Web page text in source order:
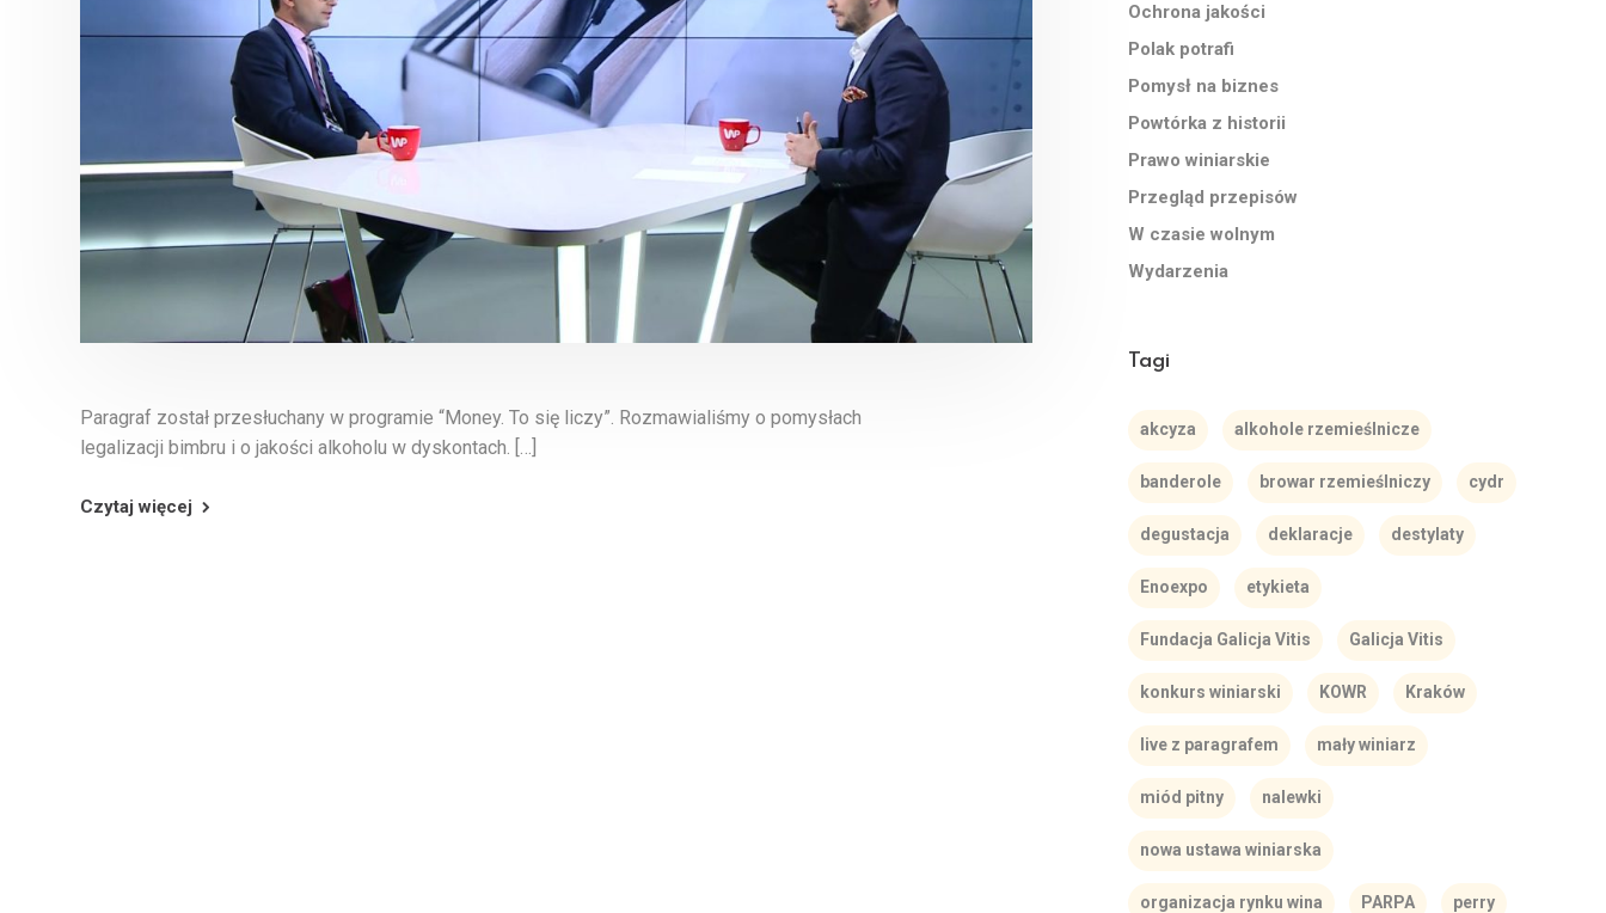
Paragraf został przesłuchany w programie “Money. To się liczy”. Rozmawialiśmy o pomysłach
legalizacji bimbru i o jakości alkoholu w dyskontach. […]
Czytaj więcej
Ochrona jakości
Polak potrafi
Pomysł na biznes
Powtórka z historii
Prawo winiarskie
Przegląd przepisów
W czasie wolnym
Wydarzenia
Tagi
akcyza alkohole rzemieślnicze
banderole browar rzemieślniczy cydr
degustacja deklaracje destylaty
Enoexpo etykieta
Fundacja Galicja Vitis Galicja Vitis
konkurs winiarski KOWR Kraków
live z paragrafem mały winiarz
miód pitny nalewki
nowa ustawa winiarska
organizacja rynku wina PARPA perry